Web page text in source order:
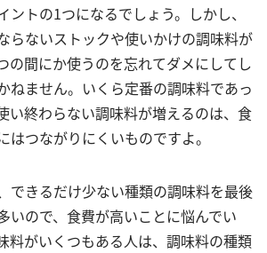
ントの1つになるでしょう。しかし、
らないストックや使いかけの調味料が
の間にか使うのを忘れてダメにしてし
ねません。いくら定番の調味料であっ
い終わらない調味料が増えるのは、食
はつながりにくいものですよ。
できるだけ少ない種類の調味料を最後
いので、食費が高いことに悩んでい
料がいくつもある人は、調味料の種類